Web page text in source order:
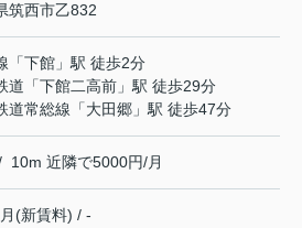
筑西市乙832
「下館 」駅 徒歩2分
道 「下館二高前 」駅 徒歩29分
道常総線 「大田郷 」駅 徒歩47分
10m 近隣で5000円/月
(新賃料) / -